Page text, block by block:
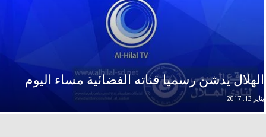
الهلال يدشن رسميا قناته الفضائية مساء اليوم
يناير 13, 2017